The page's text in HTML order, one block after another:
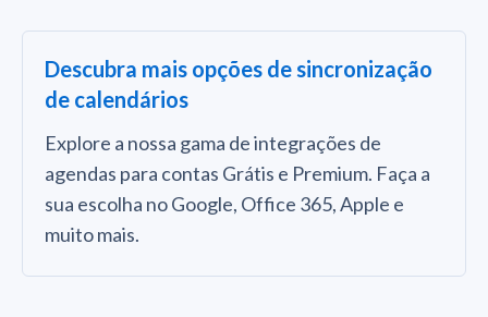
Descubra mais opções de sincronização
de calendários
Explore a nossa gama de integrações de
agendas para contas Grátis e Premium. Faça a
sua escolha no Google, Office 365, Apple e
muito mais.